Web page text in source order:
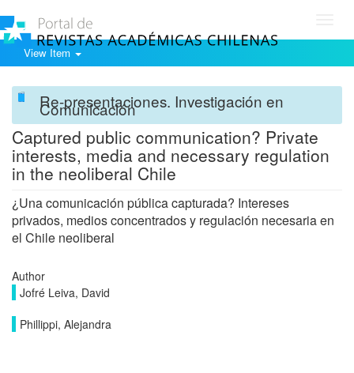
View Item
Re-presentaciones. Investigación en
Comunicación
Captured public communication? Private
interests, media and necessary regulation
in the neoliberal Chile
¿Una comunicación pública capturada? Intereses
privados, medios concentrados y regulación necesaria en
el Chile neoliberal
Author
Jofré Leiva, David
Phillippi, Alejandra